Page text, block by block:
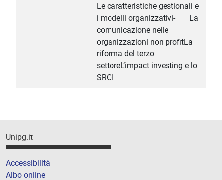
Le caratteristiche gestionali e
i modelli organizzativi- La
comunicazione nelle
organizzazioni non profitLa
riforma del terzo
settoreL’impact investing e lo
SROI
Unipg.it
Accessibilità
Albo online